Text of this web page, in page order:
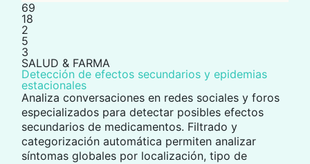
69
18
2
5
3
SALUD & FARMA
Detección de efectos secundarios y epidemias
estacionales
Analiza conversaciones en redes sociales y foros
especializados para detectar posibles efectos
secundarios de medicamentos. Filtrado y
categorización automática permiten analizar
síntomas globales por localización, tipo de